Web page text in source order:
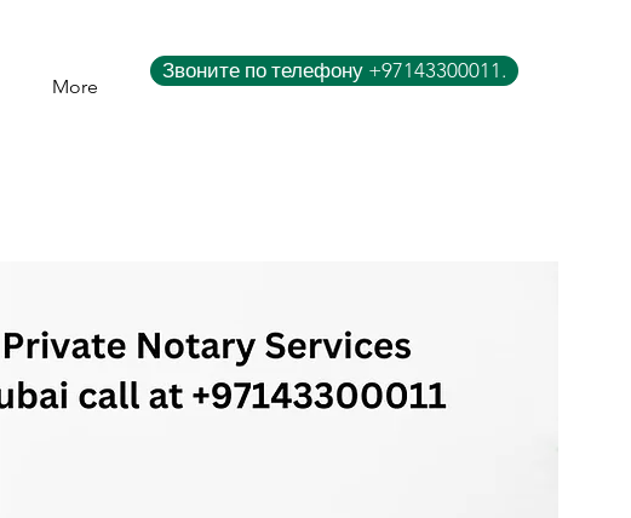
More
Звоните по телефону +97143300011.